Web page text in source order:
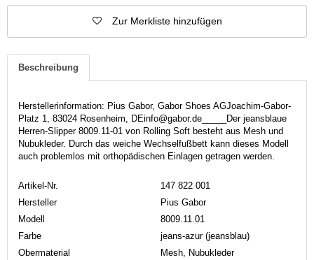
Zur Merkliste hinzufügen
Beschreibung
Herstellerinformation: Pius Gabor, Gabor Shoes AGJoachim-Gabor-
Platz 1, 83024 Rosenheim, DEinfo@gabor.de_____Der jeansblaue
Herren-Slipper 8009.11-01 von Rolling Soft besteht aus Mesh und
Nubukleder. Durch das weiche Wechselfußbett kann dieses Modell
auch problemlos mit orthopädischen Einlagen getragen werden.
Artikel-Nr.
147 822 001
Hersteller
Pius Gabor
Modell
8009.11.01
Farbe
jeans-azur (jeansblau)
Obermaterial
Mesh, Nubukleder